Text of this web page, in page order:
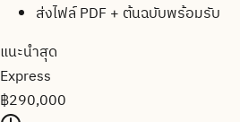
ส่งไฟล์ PDF + ต้นฉบับพร้อมรับ
แนะนำสุด
Express
฿290,000